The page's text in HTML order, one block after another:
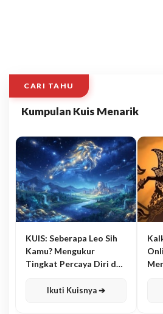
CARI TAHU
Kumpulan Kuis Menarik
KUIS: Seberapa Leo Sih
Kamu? Mengukur
Tingkat Percaya Diri dan
Ikuti Kuisnya ➔